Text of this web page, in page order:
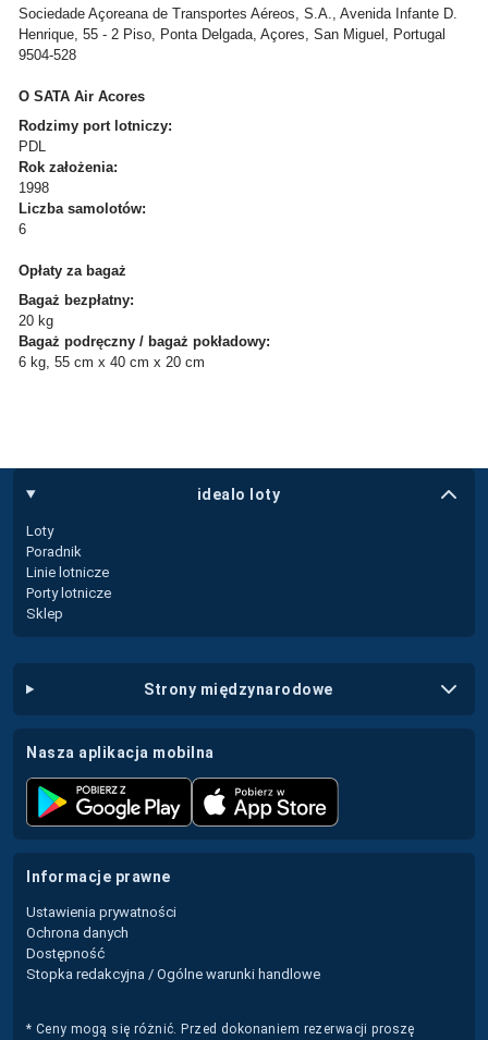
Sociedade Açoreana de Transportes Aéreos, S.A., Avenida Infante D.
Henrique, 55 - 2 Piso, Ponta Delgada, Açores, San Miguel, Portugal
9504-528
O SATA Air Acores
Rodzimy port lotniczy:
PDL
Rok założenia:
1998
Liczba samolotów:
6
Opłaty za bagaż
Bagaż bezpłatny:
20 kg
Bagaż podręczny / bagaż pokładowy:
6 kg, 55 cm x 40 cm x 20 cm
idealo loty
Loty
Poradnik
Linie lotnicze
Porty lotnicze
Sklep
strony międzynarodowe
nasza aplikacja mobilna
informacje prawne
Ustawienia prywatności
Ochrona danych
Dostępność
Stopka redakcyjna / Ogólne warunki handlowe
* Ceny mogą się różnić. Przed dokonaniem rezerwacji proszę